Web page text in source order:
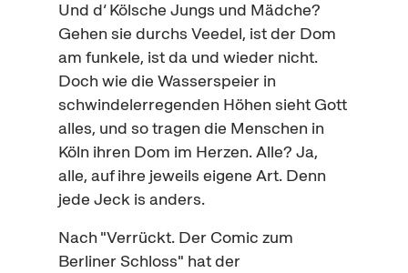
Und d‘ Kölsche Jungs und Mädche?
Gehen sie durchs Veedel, ist der Dom
am funkele, ist da und wieder nicht.
Doch wie die Wasserspeier in
schwindelerregenden Höhen sieht Gott
alles, und so tragen die Menschen in
Köln ihren Dom im Herzen. Alle? Ja,
alle, auf ihre jeweils eigene Art. Denn
jede Jeck is anders.
Nach "Verrückt. Der Comic zum
Berliner Schloss" hat der